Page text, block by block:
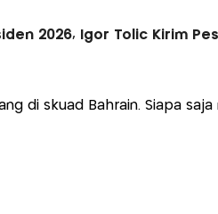
2026, Igor Tolic Kirim
di skuad Bahrain. Siapa saja